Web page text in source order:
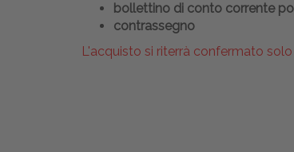
bollettino di conto corrente
contrassegno
L'acquisto si riterrà confermato